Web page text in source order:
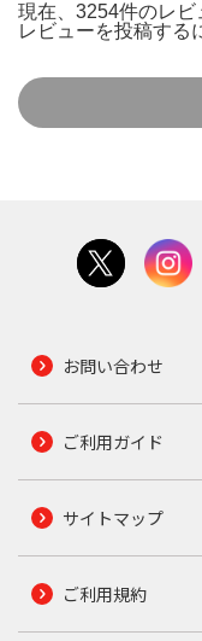
現在、3254件のレビ
レビューを投稿する
お問い合わせ
ご利用ガイド
サイトマップ
ご利用規約